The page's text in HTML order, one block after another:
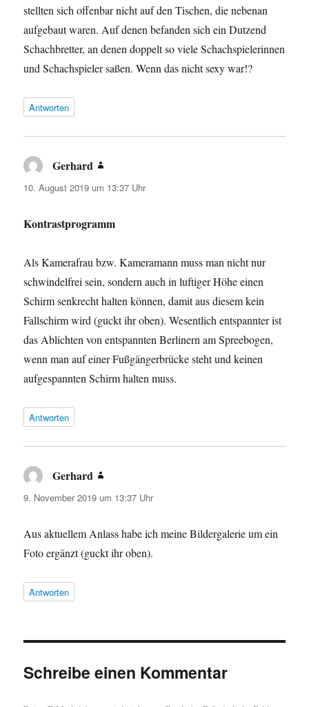
stellten sich offenbar nicht auf den Tischen, die nebenan
aufgebaut waren. Auf denen befanden sich ein Dutzend
Schachbretter, an denen doppelt so viele Schachspielerinnen
und Schachspieler saßen. Wenn das nicht sexy war!?
Antworten
Gerhard
10. August 2019 um 13:37 Uhr
Kontrastprogramm
Als Kamerafrau bzw. Kameramann muss man nicht nur
schwindelfrei sein, sondern auch in luftiger Höhe einen
Schirm senkrecht halten können, damit aus diesem kein
Fallschirm wird (guckt ihr oben). Wesentlich entspannter ist
das Ablichten von entspannten Berlinern am Spreebogen,
wenn man auf einer Fußgängerbrücke steht und keinen
aufgespannten Schirm halten muss.
Antworten
Gerhard
9. November 2019 um 13:37 Uhr
Aus aktuellem Anlass habe ich meine Bildergalerie um ein
Foto ergänzt (guckt ihr oben).
Antworten
Schreibe einen Kommentar